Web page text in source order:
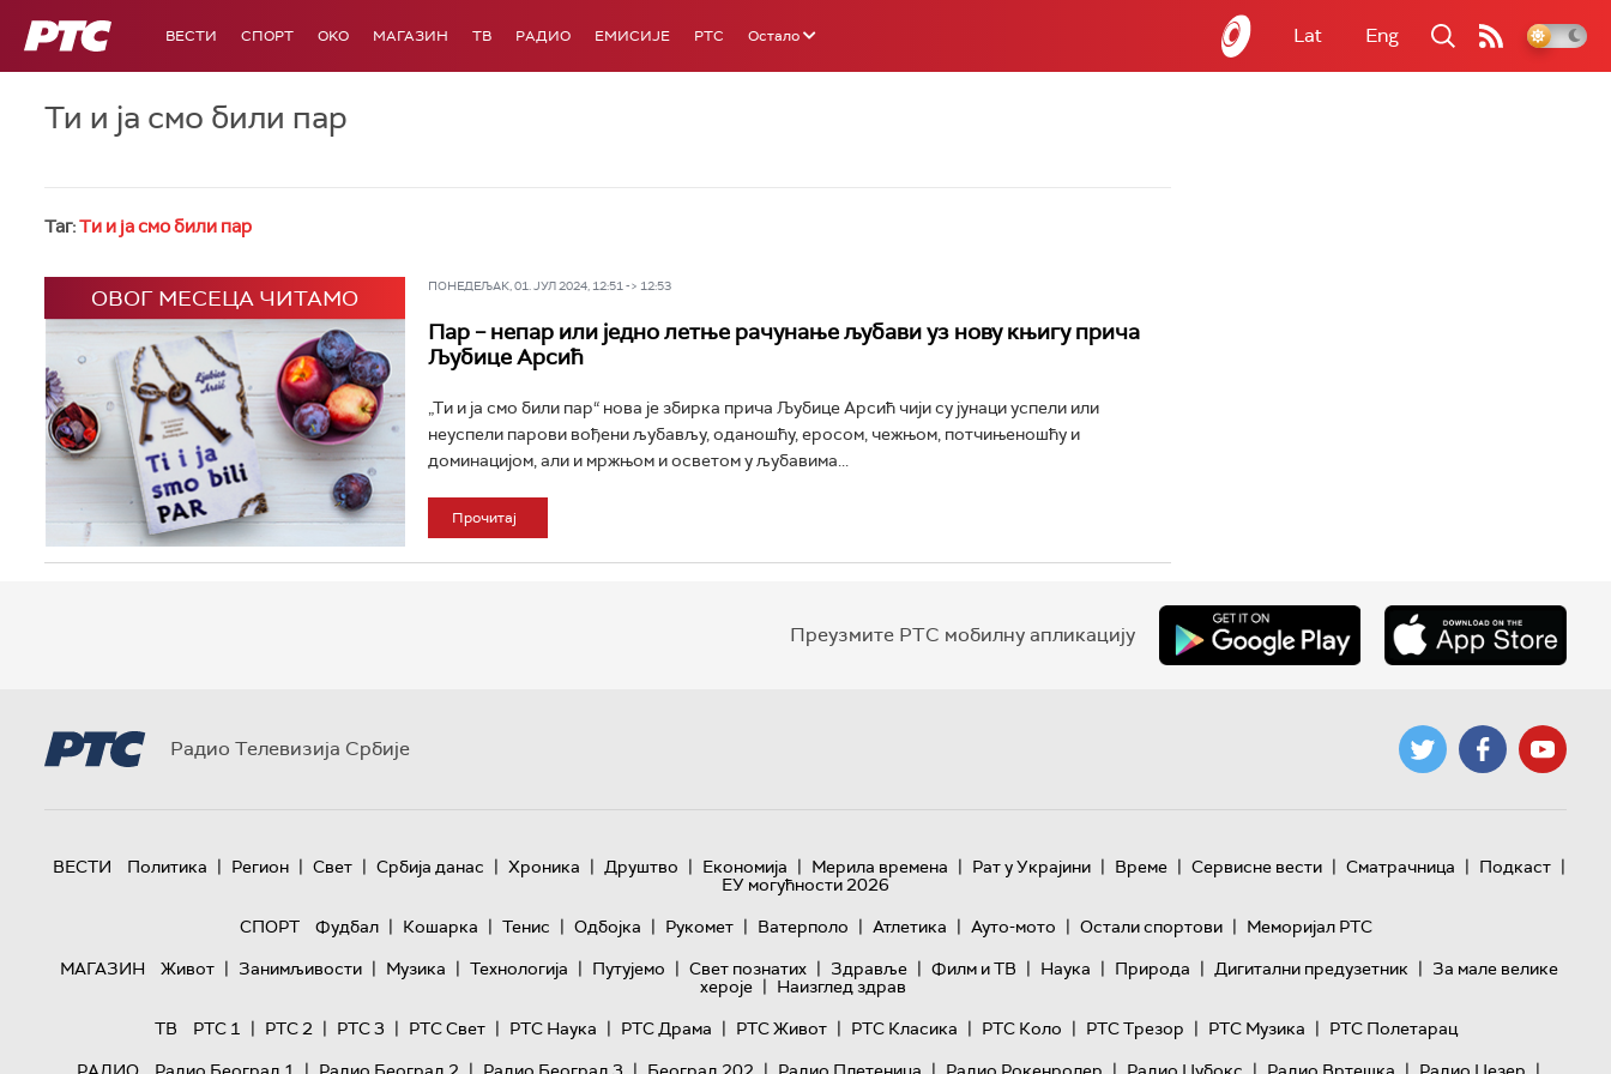
РТС ВЕСТИ СПОРТ OKO МАГАЗИН ТВ РАДИО ЕМИСИЈЕ РТС Остало Lat Eng
Ти и ја смо били пар
Таг:Ти и ја смо били пар
ОВОГ МЕСЕЦА ЧИТАМО ПОНЕДЕЉАК, 01. ЈУЛ 2024, 12:51 -> 12:53
Пар – непар или једно летње рачунање љубави уз нову књигу прича
Љубице Арсић
„Ти и ја смо били пар“ нова је збирка прича Љубице Арсић чији су јунаци успели или
неуспели парови вођени љубављу, оданошћу, еросом, чежњом, потчињеношћу и
доминацијом, али и мржњом и осветом у љубавима...
Прочитај
Преузмите РТС мобилну апликацију
Радио Телевизија Србије
ВЕСТИ Политика | Регион | Свет | Србија данас | Хроника | Друштво | Економија | Мерила времена | Рат у Украјини | Време | Сервисне вести | Сматрачница | Подкаст |
ЕУ могућности 2026
СПОРТ
Фудбал | Кошарка | Тенис | Одбојка | Рукомет | Ватерполо | Атлетика | Ауто-мото | Остали спортови | Меморијал РТС
МАГАЗИН
Живот | Занимљивости | Музика | Технологијa | Путујемо | Свет познатих | Здравље | Филм и ТВ | Наука | Природа | Дигитални предузетник | За мале велике
хероје | Наизглед здрав
ТВ
РТС 1 | РТС 2 | РТС 3 | РТС Свет | РТС Наука | РТС Драма | РТС Живот | РТС Класика | РТС Коло | РТС Трезор | РТС Музика | РТС Полетарац